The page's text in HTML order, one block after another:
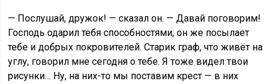
— Послушай, дружок! — сказал он. — Давай поговорим!
Господь одарил тебя способностями, он же посылает
тебе и добрых покровителей. Старик граф, что живёт на
углу, говорил мне сегодня о тебе. Я тоже видел твои
рисунки… Ну, на них-то мы поставим крест — в них